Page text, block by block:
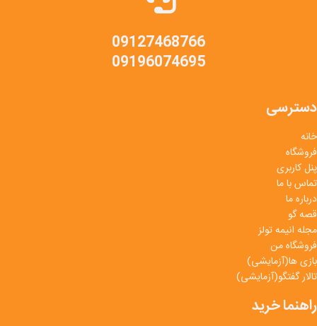
09127468766
09196074695
دسترسی
خانه
فروشگاه
پنل کاربری
تماس با ما
درباره ما
قصه گو
مجله انیمه تولز
فروشگاه من
بازی ها(آزمایشی)
تالار گفتگو(آزمایشی)
راهنما خرید